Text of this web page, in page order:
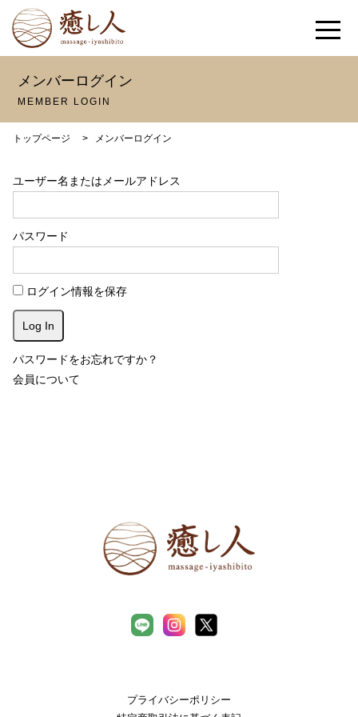
メンバーログイン
MEMBER LOGIN
トップページ > メンバーログイン
ユーザー名またはメールアドレス
パスワード
ログイン情報を保存
パスワードをお忘れですか？
会員について
プライバシーポリシー